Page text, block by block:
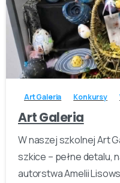
Art Galeria Konkursy
Art Galeria
W naszej szkolnej Art
szkice – pełne detalu,
autorstwa Amelii